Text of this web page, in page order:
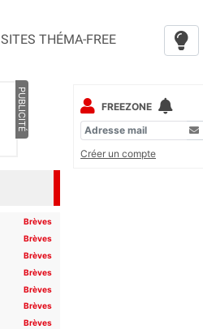
SITES THÉMA-FREE
PUBLICITÉ
Brèves
Brèves
Brèves
Brèves
Brèves
Brèves
Brèves
FREEZONE
Créer un compte